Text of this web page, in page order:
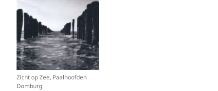
Zicht op Zee, Paalhoofden
Domburg